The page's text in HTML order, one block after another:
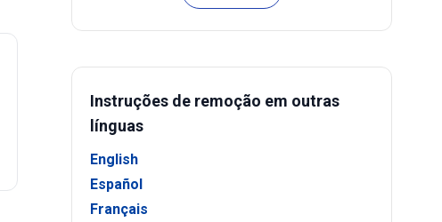
Instruções de remoção em outras
línguas
English
Español
Français